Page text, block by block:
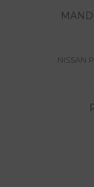
NISSAN